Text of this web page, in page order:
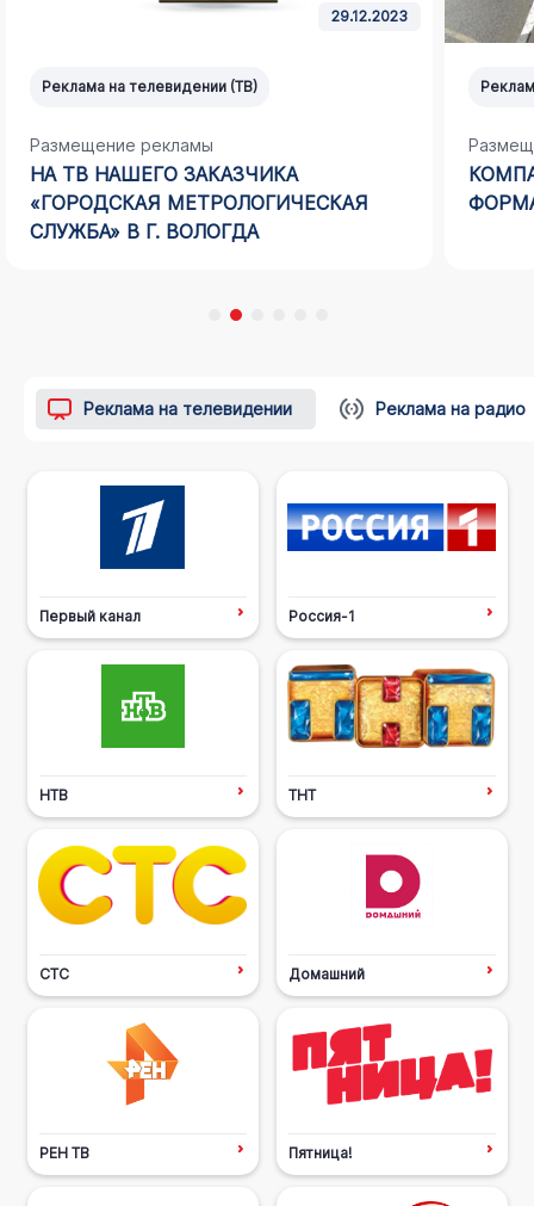
29.12.2023
Реклама на телевидении (ТВ)
Размещение рекламы
НА ТВ НАШЕГО ЗАКАЗЧИКА
«ГОРОДСКАЯ МЕТРОЛОГИЧЕСКАЯ
СЛУЖБА» В Г. ВОЛОГДА
Реклама на телевидении Реклама на радио
Первый канал Россия-1
НТВ ТНТ
СТС Домашний
РЕН ТВ Пятница!